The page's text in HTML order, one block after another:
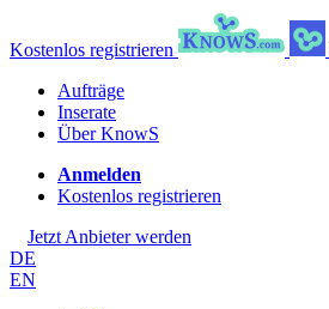
Kostenlos registrieren
Aufträge
Inserate
Über KnowS
Anmelden
Kostenlos registrieren
Jetzt Anbieter werden
DE
EN